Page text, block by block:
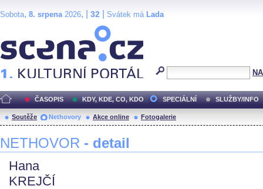
Sobota, 8. srpena2026, | 32 Svátek má Lada
ČASOPIS KDY, KDE, CO, KDO SPECIÁLNÍ SLUŽBY/INFO
Soutěže Nethovory Akce online Fotogalerie
NETHOVOR - detail
Hana
KREJČÍ